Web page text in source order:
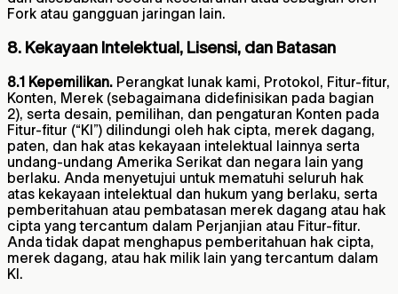
Fork atau gangguan jaringan lain.
8. Kekayaan Intelektual, Lisensi, dan Batasan
8.1 Kepemilikan. Perangkat lunak kami, Protokol, Fitur-fitur,
Konten, Merek (sebagaimana didefinisikan pada bagian
2), serta desain, pemilihan, dan pengaturan Konten pada
Fitur-fitur (“KI”) dilindungi oleh hak cipta, merek dagang,
paten, dan hak atas kekayaan intelektual lainnya serta
undang-undang Amerika Serikat dan negara lain yang
berlaku. Anda menyetujui untuk mematuhi seluruh hak
atas kekayaan intelektual dan hukum yang berlaku, serta
pemberitahuan atau pembatasan merek dagang atau hak
cipta yang tercantum dalam Perjanjian atau Fitur-fitur.
Anda tidak dapat menghapus pemberitahuan hak cipta,
merek dagang, atau hak milik lain yang tercantum dalam
KI.